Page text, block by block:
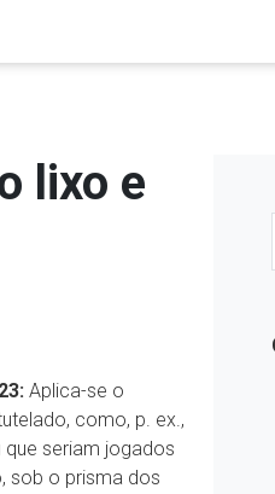
lixo e
Aplica-se o
como, p. ex.,
seriam jogados
sob o prisma dos